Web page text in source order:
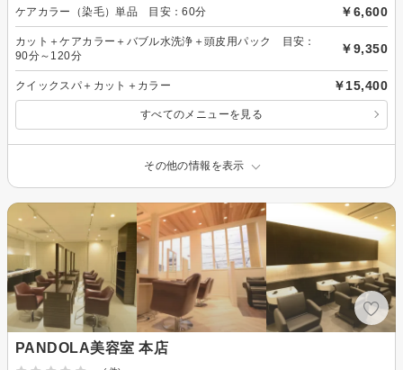
ケアカラー（染毛）単品 目安：60分 ￥6,600
カット＋ケアカラー＋バブル水洗浄＋頭皮用パック 目安：
90分～120分
￥9,350
クイックスパ＋カット＋カラー ￥15,400
すべてのメニューを見る
その他の情報を表示
PANDOLA美容室 本店